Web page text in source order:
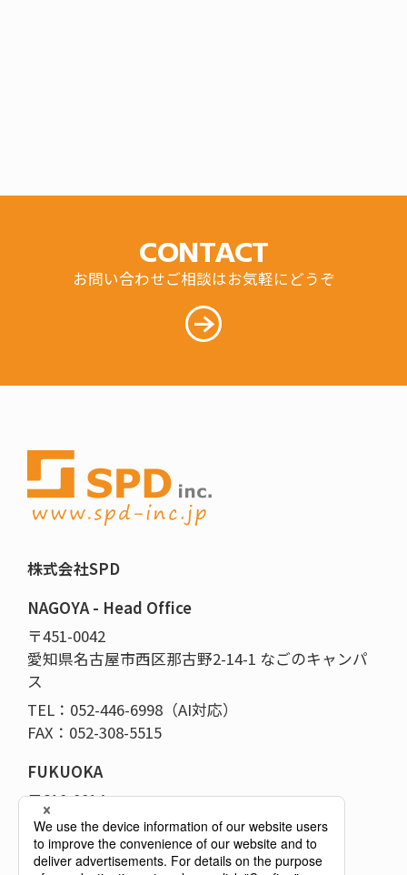
CONTACT
お問い合わせご相談はお気軽にどうぞ
株式会社SPD
NAGOYA - Head Office
〒451-0042
愛知県名古屋市西区那古野2-14-1 なごのキャンパ
ス
TEL：052-446-6998（AI対応）
FAX：052-308-5515
FUKUOKA
〒810-0014
福岡県福岡市中央区平尾5-14-12-101